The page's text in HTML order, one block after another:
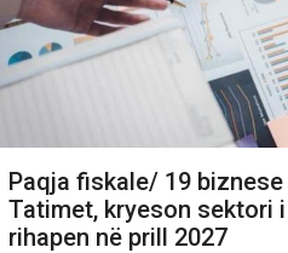
Paqja fiskale/ 19
Tatimet, kryeson sektori
rihapen në prill 2027